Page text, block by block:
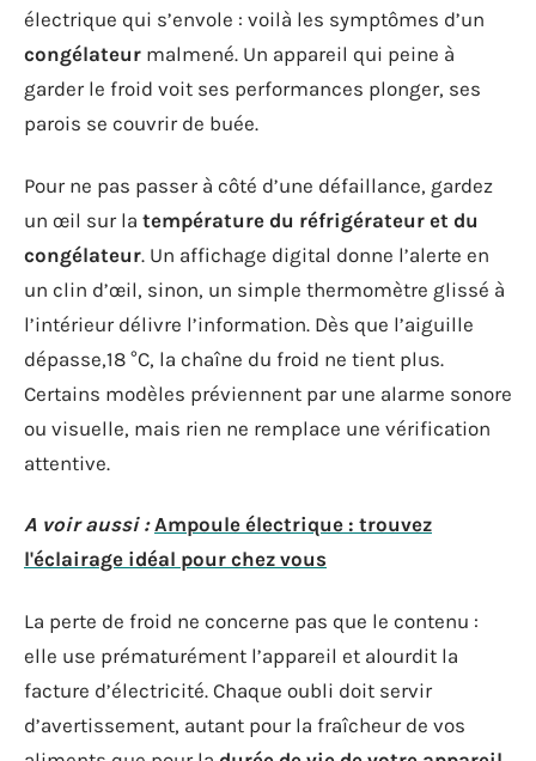
électrique qui s’envole : voilà les symptômes d’un
congélateur malmené. Un appareil qui peine à
garder le froid voit ses performances plonger, ses
parois se couvrir de buée.
Pour ne pas passer à côté d’une défaillance, gardez
un œil sur la température du réfrigérateur et du
congélateur. Un affichage digital donne l’alerte en
un clin d’œil, sinon, un simple thermomètre glissé à
l’intérieur délivre l’information. Dès que l’aiguille
dépasse,18 °C, la chaîne du froid ne tient plus.
Certains modèles préviennent par une alarme sonore
ou visuelle, mais rien ne remplace une vérification
attentive.
A voir aussi : Ampoule électrique : trouvez
l'éclairage idéal pour chez vous
La perte de froid ne concerne pas que le contenu :
elle use prématurément l’appareil et alourdit la
facture d’électricité. Chaque oubli doit servir
d’avertissement, autant pour la fraîcheur de vos